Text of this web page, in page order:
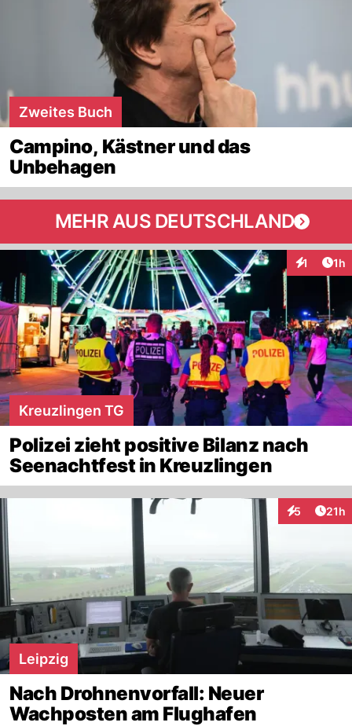
Zweites Buch
Campino, Kästner und das
Unbehagen
MEHR AUS DEUTSCHLAND
1 1h
Kreuzlingen TG
Polizei zieht positive Bilanz nach
Seenachtfest in Kreuzlingen
5
Interaktionen
21h
Leipzig
Nach Drohnenvorfall: Neuer
Wachposten am Flughafen